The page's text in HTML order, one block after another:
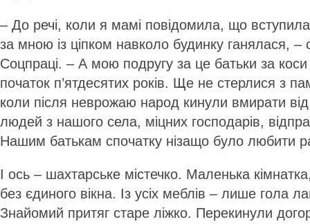
– До речі, коли я мамі повідомила, що
за мною із ціпком навколо будинку ганялася, –
Соцпраці. – А мою подругу за це батьки за
початок п’ятдесятих років. Ще не стерлися з
коли після неврожаю народ кинули вмирати від
людей з нашого села, міцних господарів,
Нашим батькам спочатку нізащо було любити
І ось – шахтарське містечко. Маленька
без єдиного вікна. Із усіх меблів – лише гола
Знайомий притяг старе ліжко. Перекинули